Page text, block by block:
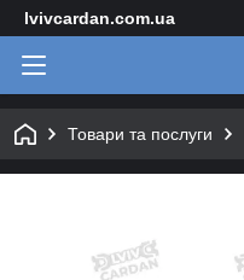
lvivcardan.com.ua
Товари та послуги